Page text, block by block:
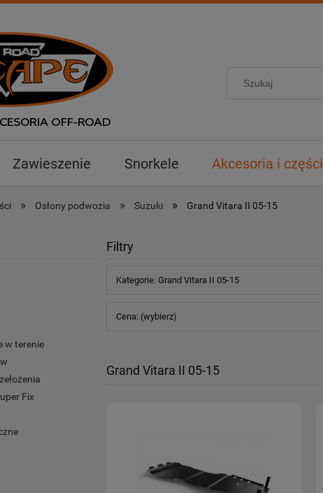
Zawieszenie Snorkele Akcesoria i części
» Osłony podwozia » Suzuki » Grand Vitara II 05-15
w terenie
Fix
Filtry
Kategorie: Grand Vitara II 05-15
Cena: (wybierz)
Grand Vitara II 05-15